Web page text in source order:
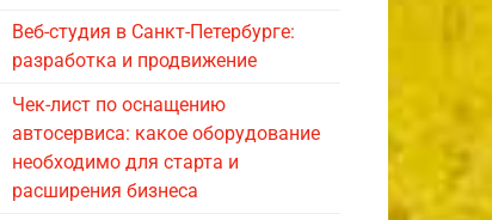
Веб-студия в Санкт-Петербурге:
разработка и продвижение
Чек-лист по оснащению
автосервиса: какое оборудование
необходимо для старта и
расширения бизнеса